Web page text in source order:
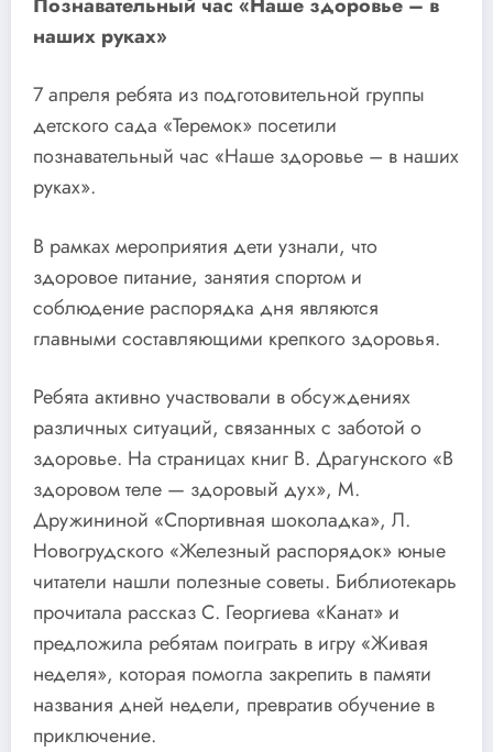
наших руках»
7 апреля ребята из подготовительной группы
детского сада «Теремок» посетили
познавательный час «Наше здоровье – в наших
руках».
В рамках мероприятия дети узнали, что
здоровое питание, занятия спортом и
соблюдение распорядка дня являются
главными составляющими крепкого здоровья.
Ребята активно участвовали в обсуждениях
различных ситуаций, связанных с заботой о
здоровье. На страницах книг В. Драгунского «В
здоровом теле — здоровый дух», М.
Дружининой «Спортивная шоколадка», Л.
Новогрудского «Железный распорядок» юные
читатели нашли полезные советы. Библиотекарь
прочитала рассказ С. Георгиева «Канат» и
предложила ребятам поиграть в игру «Живая
неделя», которая помогла закрепить в памяти
названия дней недели, превратив обучение в
приключение.